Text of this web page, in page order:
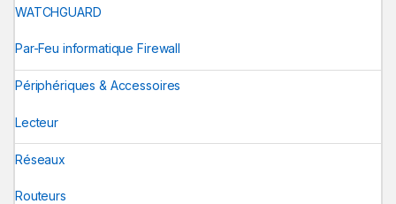
WATCHGUARD
Par-Feu informatique Firewall
Périphériques & Accessoires
Lecteur
Réseaux
Routeurs